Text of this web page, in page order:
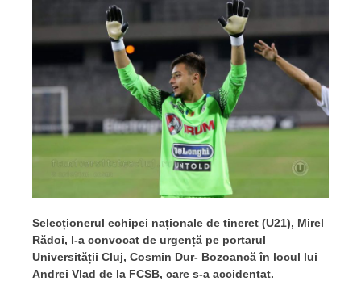
Selecționerul echipei naționale de tineret (U21), Mirel
Rădoi, l-a convocat de urgență pe portarul
Universității Cluj, Cosmin Dur- Bozoancă în locul lui
Andrei Vlad de la FCSB, care s-a accidentat.